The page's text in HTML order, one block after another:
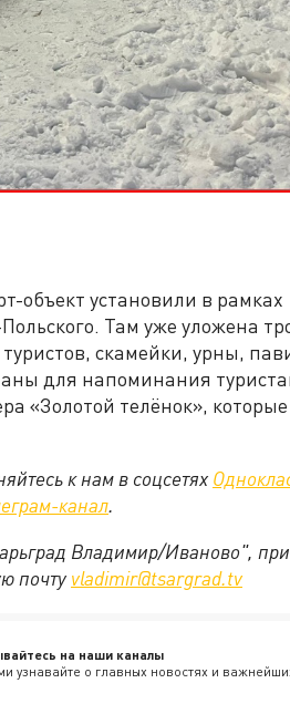
объект установили в рамках
Там уже уложена
скамейки, урны,
для напоминания
«Золотой телёнок»,
к нам в соцсетях
канал.
Владимир/Иваново",
почту vladimir@tsargrad.tv
на наши каналы
узнавайте о главных новостях и